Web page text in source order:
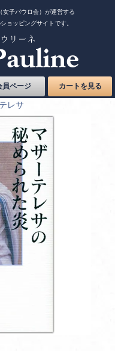
女子パウロ会）が運営する
ョッピングサイトです。
員ページ カートを見る
レサ